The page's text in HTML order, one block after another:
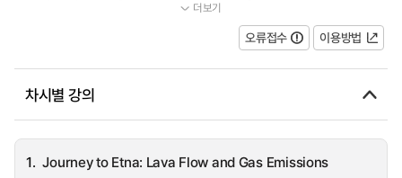
composition of the lava, it will cool and form two distinctive struc...
더보기
오류접수 이용방법
차시별 강의
1. Journey to Etna: Lava Flow and Gas Emissions